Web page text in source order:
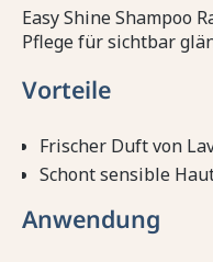
Easy Shine Shampoo
Pflege für sichtbar
Vorteile
Frischer Duft von
Schont sensible
Anwendung